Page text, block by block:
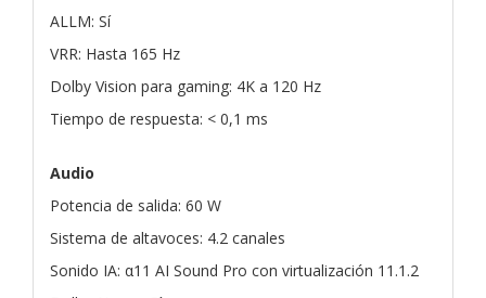
ALLM: Sí
VRR: Hasta 165 Hz
Dolby Vision para gaming: 4K a 120 Hz
Tiempo de respuesta: < 0,1 ms
Audio
Potencia de salida: 60 W
Sistema de altavoces: 4.2 canales
Sonido IA: α11 AI Sound Pro con virtualización 11.1.2